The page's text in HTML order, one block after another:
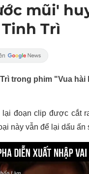
mũi'
Trì
trong phim "Vua
lại đoạn clip được cắt
này vẫn để lại dấu ấn